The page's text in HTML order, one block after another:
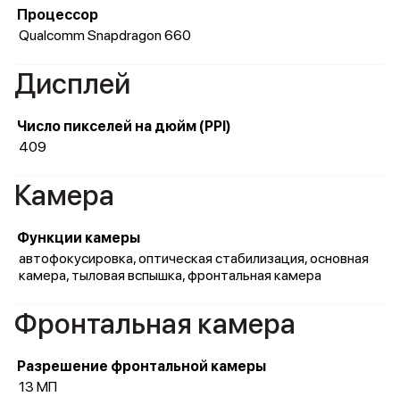
Процессор
Qualcomm Snapdragon 660
Дисплей
Число пикселей на дюйм (PPI)
409
Камера
Функции камеры
автофокусировка, оптическая стабилизация, основная
камера, тыловая вспышка, фронтальная камера
Фронтальная камера
Разрешение фронтальной камеры
13 МП